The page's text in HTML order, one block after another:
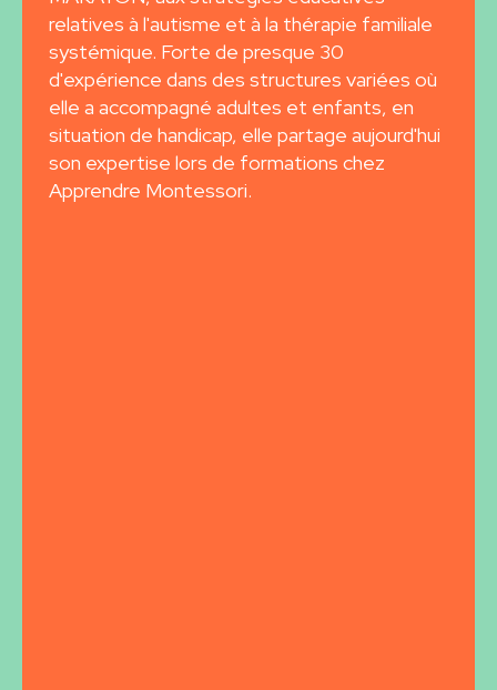
relatives à l'autisme et à la thérapie familiale
systémique. Forte de presque 30
d'expérience dans des structures variées où
elle a accompagné adultes et enfants, en
situation de handicap, elle partage aujourd'hui
son expertise lors de formations chez
Apprendre Montessori.